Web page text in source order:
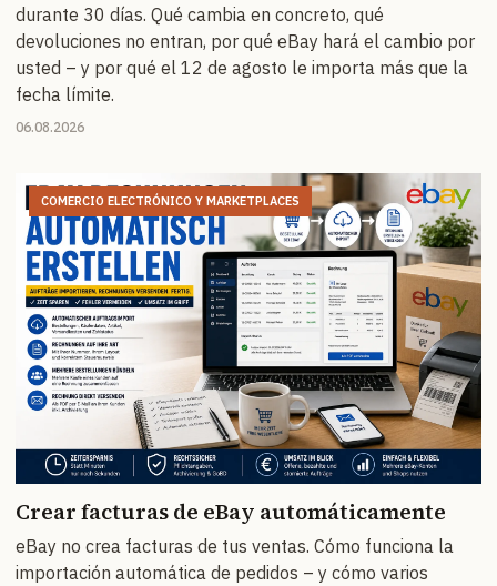
durante 30 días. Qué cambia en concreto, qué
devoluciones no entran, por qué eBay hará el cambio por
usted – y por qué el 12 de agosto le importa más que la
fecha límite.
06.08.2026
COMERCIO ELECTRÓNICO Y MARKETPLACES
Crear facturas de eBay automáticamente
eBay no crea facturas de tus ventas. Cómo funciona la
importación automática de pedidos – y cómo varios